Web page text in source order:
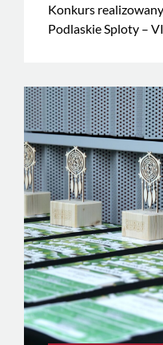
Konkurs
Podlaskie Sploty –